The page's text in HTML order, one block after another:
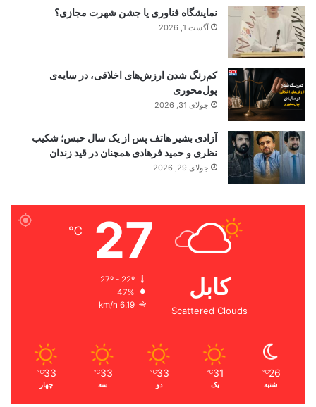
نمایشگاه فناوری یا جشن شهرت مجازی؟
آگست 1, 2026
کم‌رنگ شدن ارزش‌های اخلاقی، در سایه‌ی
پول‌محوری
جولای 31, 2026
آزادی بشیر هاتف پس از یک سال حبس؛ شکیب
نظری و حمید فرهادی همچنان در قید زندان
جولای 29, 2026
کابل
Scattered Clouds
27
℃
47%
6.19 km/h
26
℃
شنبه
31
℃
یک
33
℃
دو
33
℃
سه
33
℃
چهار